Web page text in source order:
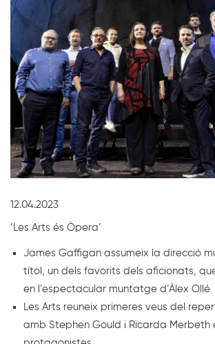
12.04.2023
‘Les Arts és Òpera’
James Gaffigan assumeix la direcció
títol, un dels favorits dels aficionats,
en l’espectacular muntatge d’Àlex Ollé
Les Arts reuneix primeres veus del
amb Stephen Gould i Ricarda Merbeth